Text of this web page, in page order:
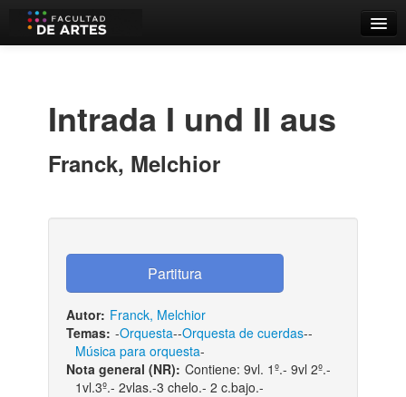
Estantes Virtuales
Contacto
Iniciar sesión
Intrada I und II aus
Franck, Melchior
Autor: Franck, Melchior
Temas: -Orquesta--Orquesta de cuerdas--
Música para orquesta-
Nota general (NR): Contiene: 9vl. 1º.- 9vl 2º.-
1vl.3º.- 2vlas.-3 chelo.- 2 c.bajo.-